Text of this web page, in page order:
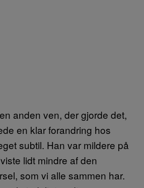
anden ven, der gjorde det,
en klar forandring hos
subtil. Han var mildere på
lidt mindre af den
som vi alle sammen har.